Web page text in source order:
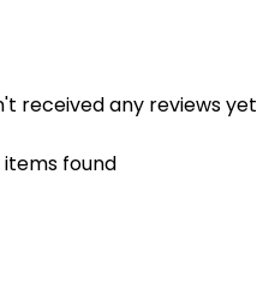
received any reviews yet
items found